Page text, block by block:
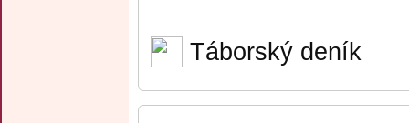
Táborský deník